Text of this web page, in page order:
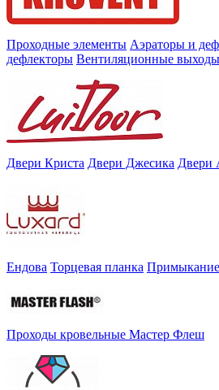
Проходные элементы Аэраторы и
дефлекторы Вентиляционные выходы
Двери Криста Двери Джесика Двери
Ендова Торцевая планка Примыкание
Проходы кровельные Мастер Флеш